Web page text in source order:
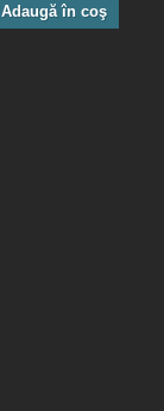
Adaugă în coş